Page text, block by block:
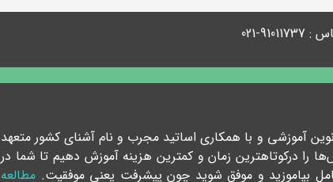
021
نوین آموزشی و با همکاری اساتید مجرب و نام آشنای کشور متعهد
را درکوتاهترین زمان و کمترین هزینه آموزش دهیم تا شما در
بیاموزید و موفق شوید چون پیشرفت یعنی موفقیت. مطالعه